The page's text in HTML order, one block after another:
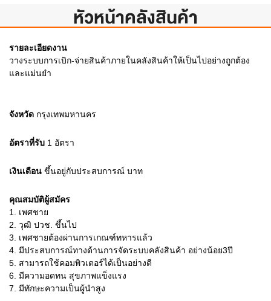
หัวหน้าคลังสินค้า
รายละเอียดงาน
วางระบบการเบิก-จ่ายสินค้าภายในคลังสินค้าให้เป็นไปอย่างถูกต้อง
และแม่นยำ
จังหวัด กรุงเทพมหานคร
อัตราที่รับ 1 อัตรา
เงินเดือน ขึ้นอยู่กับประสบการณ์ บาท
คุณสมบัติผู้สมัคร
1.
เพศชาย
2. วุฒิ ปวช. ขึ้นไป
3.
เพศชายต้องผ่านการเกณฑ์ทหารแล้ว
4. มีประสบการณ์ทางด้านการจัดระบบคลังสินค้า อย่างน้อย3ปี
5. สามารถใช้คอมพิวเตอร์ได้เป็นอย่างดี
6. มีความอดทน สุขภาพแข็งแรง
7. มีทักษะความเป็นผู้นำสูง